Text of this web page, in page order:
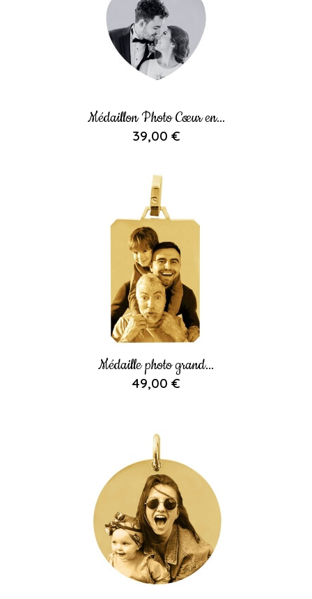
Médaillon Photo Cœur en...
39,00 €
Médaille photo grand...
49,00 €